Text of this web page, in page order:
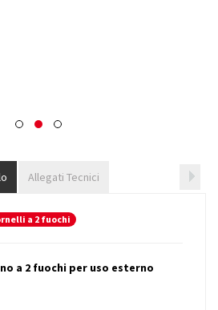
Allegati Tecnici
a 2 fuochi
a 2 fuochi per uso esterno